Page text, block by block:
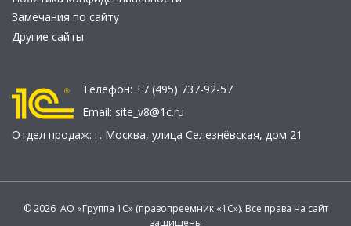
Замечания по сайту
Другие сайты
Телефон: +7 (495) 737-92-57
Email: site_v8@1c.ru
Отдел продаж: г. Москва, улица Селезнёвская, дом 21
© 2026 АО «Группа 1С» (правопреемник «1С»). Все права на сайт
защищены